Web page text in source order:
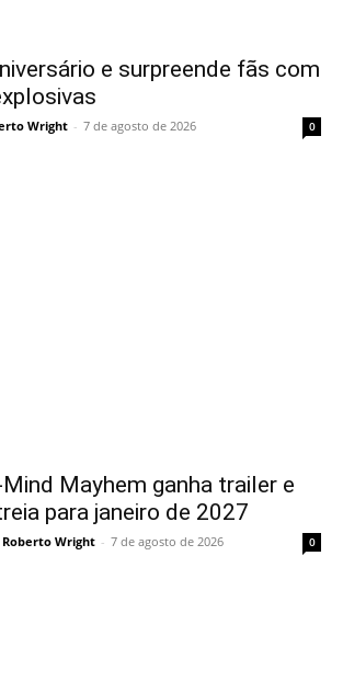
e surpreende fãs com
Wright - 7 de agosto de 2026 0
Mayhem ganha trailer e
para janeiro de 2027
Roberto Wright - 7 de agosto de 2026 0